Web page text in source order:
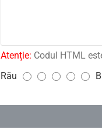
Atenție: Codul HTML
Rău